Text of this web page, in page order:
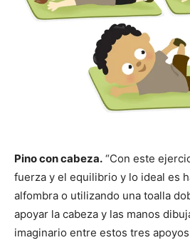
Pino con cabeza. “Con este
fuerza y el equilibrio y lo ideal es
alfombra o utilizando una toalla
apoyar la cabeza y las manos
imaginario entre estos tres